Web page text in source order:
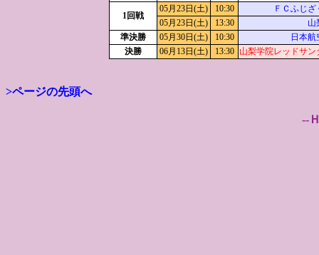
1回戦
05月23日(土) 10:30
ＦＣふじざ
05月23日(土)
13:30
山
準決勝
05月30日(土) 10:30
日本航
決勝
06月13日(土) 13:30 山梨学院レッドサン
>ページの先頭へ
--